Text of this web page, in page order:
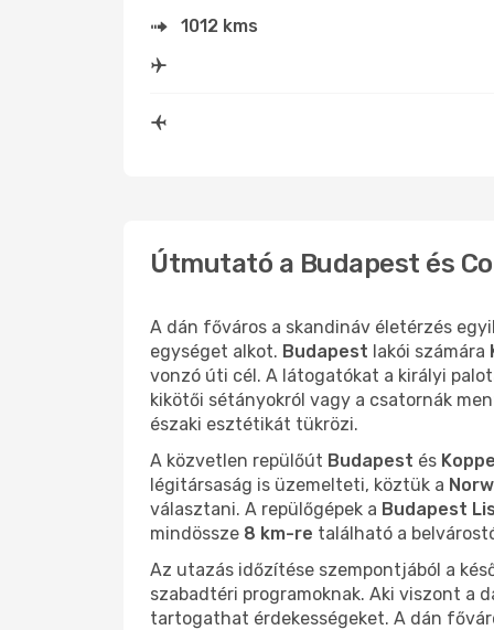
1012 kms
Útmutató a Budapest és
A dán főváros a skandináv életérzés
egységet alkot. Budapest lakói számára
vonzó úti cél. A látogatókat a királyi
kikötői sétányokról vagy a csatornák
északi esztétikát tükrözi.
A közvetlen repülőút Budapest és
légitársaság is üzemelteti, köztük a
választani. A repülőgépek a Budapest
mindössze 8 km-re található a
Az utazás időzítése szempontjából a
szabadtéri programoknak. Aki viszont a
tartogathat érdekességeket. A dán